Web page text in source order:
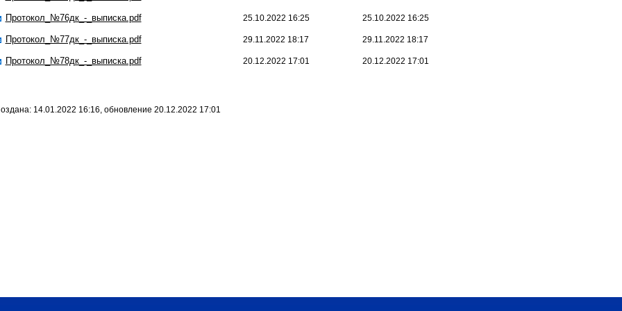
Протокол_№76дк_-_выписка.pdf 25.10.2022 16:25 25.10.2022 16:25
Протокол_№77дк_-_выписка.pdf 29.11.2022 18:17 29.11.2022 18:17
Протокол_№78дк_-_выписка.pdf 20.12.2022 17:01 20.12.2022 17:01
14.01.2022 16:16, обновление 20.12.2022 17:01